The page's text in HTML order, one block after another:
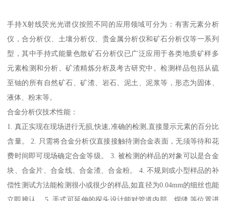
手持X射线荧光光谱仪按照不同的应用领域可分为：有害元素分析
仪，合分析仪、土壤分析仪、贵金属分析仪和矿石分析仪等一系列
型，其中手持式能量色散矿石分析仪已广泛应用于各类地质矿样多
元素检测和分析、矿渣精炼分析及考古研究中。检测样品包括从硫
至铀的所有自然矿石、矿渣、岩石、泥土、泥浆等，形态为固体、
液体、粉末等。
合金分析仪技术性能：
1. 真正实现在现场进行无损,快速,准确的检测,直接显示元素的百分比
含量。 2. 只需将合金分析仪直接接触待测合金表面，无须等待和花
费时间即可现场确定合金等级。 3. 被检测的样品的对象可以是合金
块、合金片、合金线、合金渣、合金粉。 4. 不规则或小型样品的补
偿性测试方法能检测很小或很少的样品,如直径为0.04mm的细丝也能